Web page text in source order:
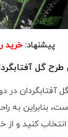
پیشنهاد:خرید
گل
آفتابگردان در
بنابراین به
کنید و از